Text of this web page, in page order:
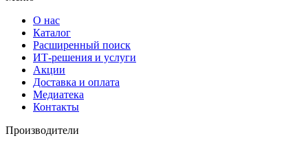
О нас
Каталог
Расширенный поиск
ИТ-решения и услуги
Акции
Доставка и оплата
Медиатека
Контакты
Производители